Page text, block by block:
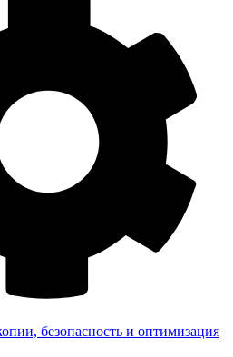
безопасность и оптимизация